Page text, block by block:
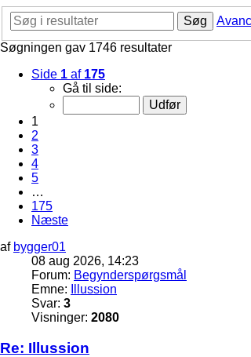
Søg
Søgningen gav 1746 resultater
Side 1 af 175
Gå til side:
1
2
3
4
5
…
175
Næste
af bygger01
08 aug 2026, 14:23
Forum: Begynderspørgsmål
Emne:
Illussion
Svar: 3
Visninger: 2080
Re: Illussion